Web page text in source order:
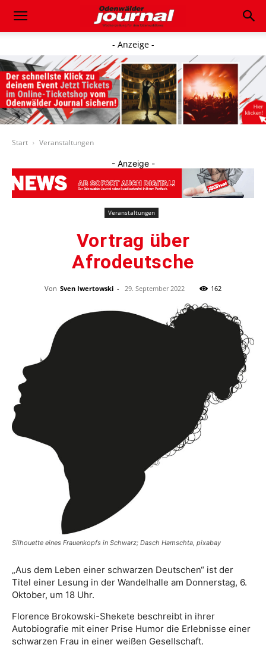
- Anzeige -
Start Veranstaltungen
- Anzeige -
Veranstaltungen
Vortrag über
Afrodeutsche
Von Sven Iwertowski - 29. September 2022 162
Silhouette eines Frauenkopfs in Schwarz; Dasch Hamschta, pixabay
„Aus dem Leben einer schwarzen Deutschen“ ist der
Titel einer Lesung in der Wandelhalle am Donnerstag, 6.
Oktober, um 18 Uhr.
Florence Brokowski-Shekete beschreibt in ihrer
Autobiografie mit einer Prise Humor die Erlebnisse einer
schwarzen Frau in einer weißen Gesellschaft.